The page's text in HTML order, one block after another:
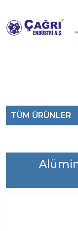
TÜM ÜRÜNLER